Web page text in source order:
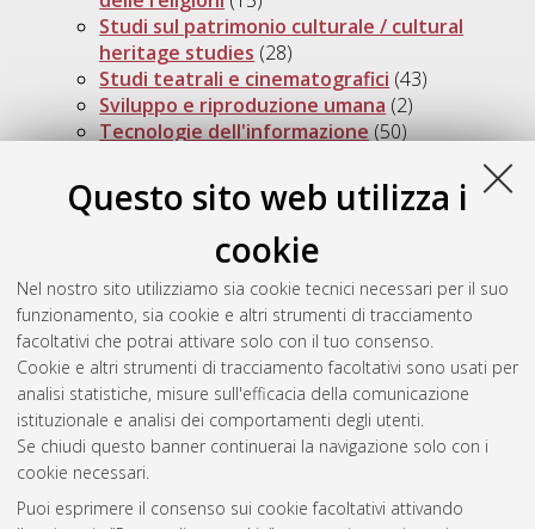
Questo sito web utilizza i
cookie
Nel nostro sito utilizziamo sia cookie tecnici necessari per il suo
funzionamento, sia cookie e altri strumenti di tracciamento
facoltativi che potrai attivare solo con il tuo consenso.
Cookie e altri strumenti di tracciamento facoltativi sono usati per
analisi statistiche, misure sull'efficacia della comunicazione
istituzionale e analisi dei comportamenti degli utenti.
Se chiudi questo banner continuerai la navigazione solo con i
cookie necessari.
Puoi esprimere il consenso sui cookie facoltativi attivando
Studi sul patrimonio culturale / cultural
heritage studies (28)
Studi teatrali e cinematografici (43)
Sviluppo e riproduzione umana (2)
Tecnologie dell'informazione(50)
Tecnologie innovative e uso sostenibile delle
risorse di pesca e biologiche del mediterraneo
(fishmed-phd)(34)
Traduzione, interpretazione e interculturalità
Trapianto di fegato: immunologia clinica e di
base ed immunodepressione (8)
Ultrasonologia in medicina umana e
veterinaria(16)
Zooeconomia(9)
Atom
Rss 1.0